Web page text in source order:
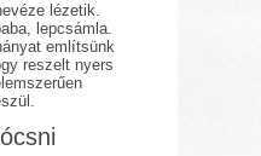
lézetik.
lepcsámla.
említsünk
reszelt nyers